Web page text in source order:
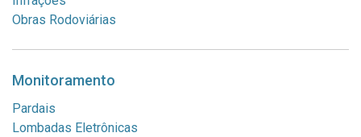
Obras Rodoviárias
Monitoramento
Pardais
Lombadas Eletrônicas